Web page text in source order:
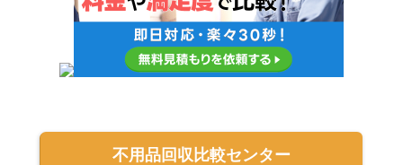
不用品回収比較センター